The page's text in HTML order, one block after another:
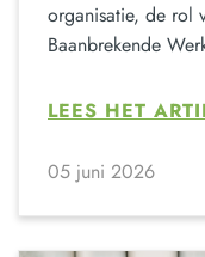
organisatie, de rol
Baanbrekende
LEES HET
05 juni 2026